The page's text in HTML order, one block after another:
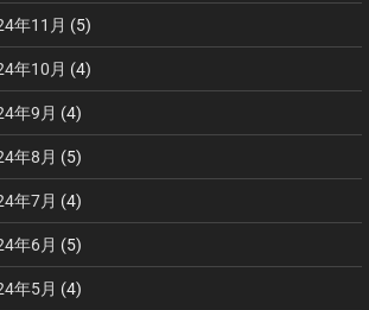
年11月 (5)
年10月 (4)
年9月 (4)
年8月 (5)
年7月 (4)
年6月 (5)
年5月 (4)